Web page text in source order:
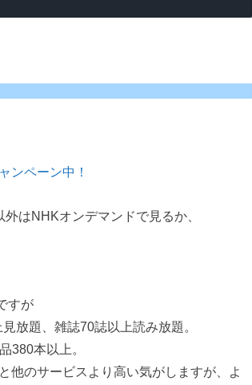
ンペーン中！
はNHKオンデマンドで見るか、
すが
放題、雑誌70誌以上読み放題。
380本以上。
他のサービスより高い気がしますが、よ